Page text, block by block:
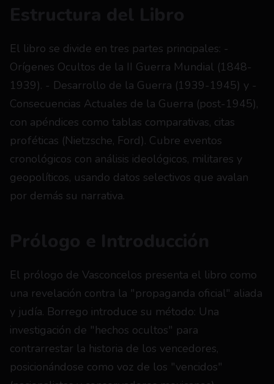
El libro se divide en tres partes principales: -
Orígenes Ocultos de la II Guerra Mundial (1848-
1939). - Desarrollo de la Guerra (1939-1945) y -
Consecuencias Actuales de la Guerra (post-1945),
con apéndices como tablas comparativas, citas
proféticas (Nietzsche, Ford). Cubre eventos
cronológicos con análisis ideológicos, militares y
geopolíticos, usando datos selectivos que avalan
por demás su narrativa.
El prólogo de Vasconcelos presenta el libro como
una revelación contra la "propaganda oficial" aliada
y judía. Borrego introduce su método: Una
investigación de "hechos ocultos" para
contrarrestar la historia de los vencedores,
posicionándose como voz de los "vencidos"